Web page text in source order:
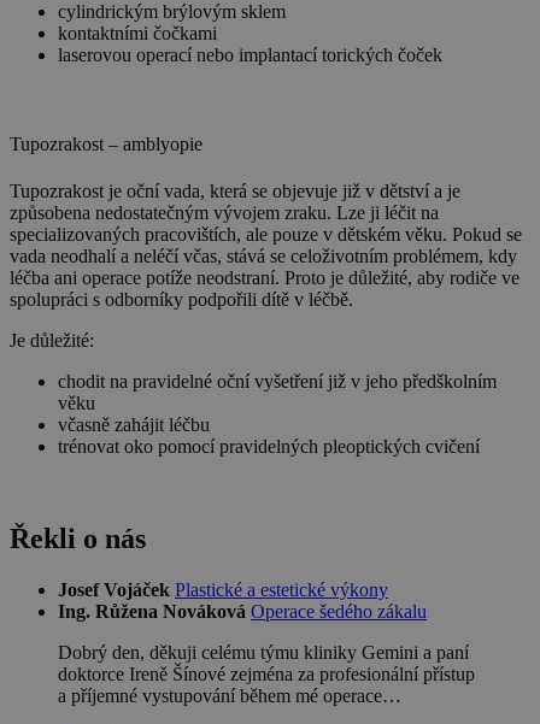
cylindrickým brýlovým sklem
kontaktními čočkami
laserovou operací nebo implantací torických čoček
Tupozrakost – amblyopie
Tupozrakost je oční vada, která se objevuje již v dětství a je
způsobena nedostatečným vývojem zraku. Lze ji léčit na
specializovaných pracovištích, ale pouze v dětském věku. Pokud se
vada neodhalí a neléčí včas, stává se celoživotním problémem, kdy
léčba ani operace potíže neodstraní. Proto je důležité, aby rodiče ve
spolupráci s odborníky podpořili dítě v léčbě.
Je důležité:
chodit na pravidelné oční vyšetření již v jeho předškolním
věku
včasně zahájit léčbu
trénovat oko pomocí pravidelných pleoptických cvičení
Řekli o nás
Josef Vojáček Plastické a estetické výkony
Ing. Růžena Nováková Operace šedého zákalu
Dobrý den, děkuji celému týmu kliniky Gemini a paní
doktorce Ireně Šínové zejména za profesionální přístup
a příjemné vystupování během mé operace…